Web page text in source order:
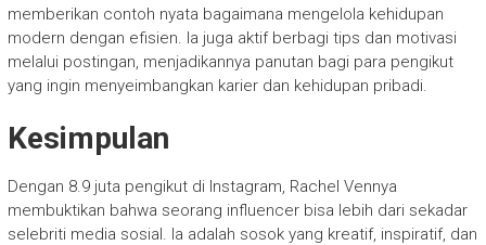
memberikan contoh nyata bagaimana mengelola kehidupan
modern dengan efisien. Ia juga aktif berbagi tips dan motivasi
melalui postingan, menjadikannya panutan bagi para pengikut
yang ingin menyeimbangkan karier dan kehidupan pribadi.
Kesimpulan
Dengan 8.9 juta pengikut di Instagram, Rachel Vennya
membuktikan bahwa seorang influencer bisa lebih dari sekadar
selebriti media sosial. Ia adalah sosok yang kreatif, inspiratif, dan